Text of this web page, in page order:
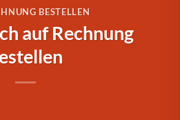
BESTELLEN
auf Rechnung